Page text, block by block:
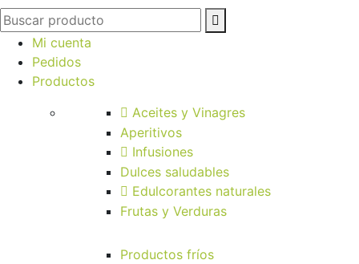
Mi cuenta
Pedidos
Productos
Aceites y Vinagres
Aperitivos
Infusiones
Dulces saludables
Edulcorantes naturales
Frutas y Verduras
Productos fríos